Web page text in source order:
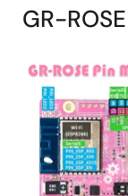
GR-